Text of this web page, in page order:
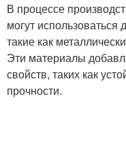
В процессе
могут
такие как
Эти материалы
свойств, таких как
прочности.